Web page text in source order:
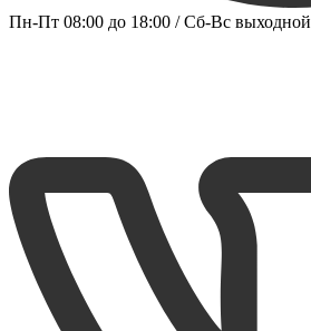
Пн-Пт 08:00 до 18:00 / Сб-Вс выходной